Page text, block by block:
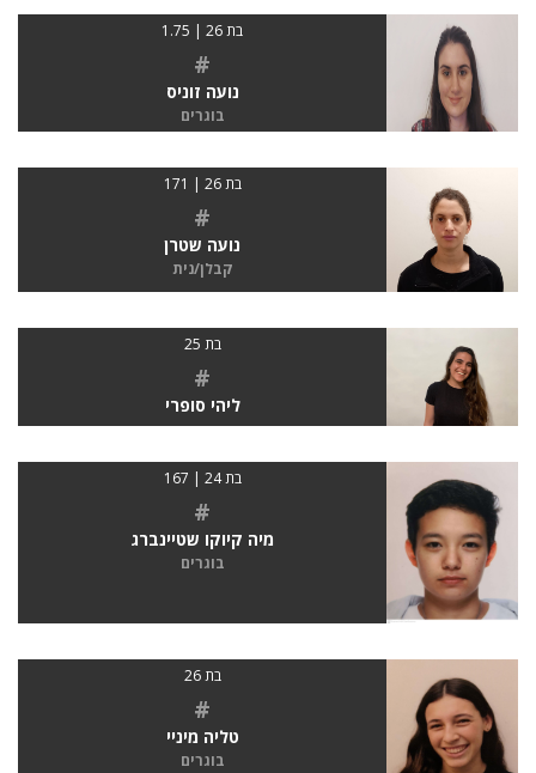
בת 26 | 1.75
#
נועה זוניס
בוגרים
בת 26 | 171
#
נועה שטרן
קבלן/נית
בת 25
#
ליהי סופרי
בת 24 | 167
#
מיה קיוקו שטיינברג
בוגרים
בת 26
#
טליה מיניי
בוגרים